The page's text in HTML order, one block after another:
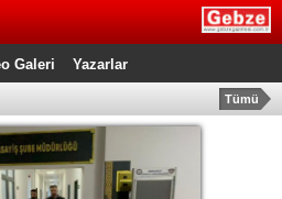
Galeri Yazarlar
Tümü